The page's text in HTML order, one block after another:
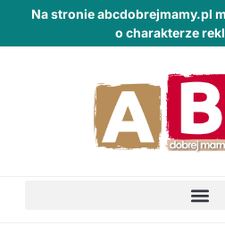
Na stronie abcdobrejmamy.pl
o charakterze